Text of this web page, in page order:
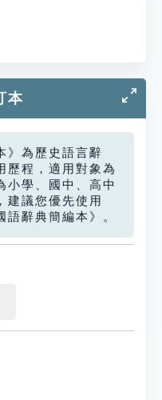
本
》為歷史語言辭
歷程，適用對象為
小學、國中、高中
建議您優先使用
語辭典簡編本》。